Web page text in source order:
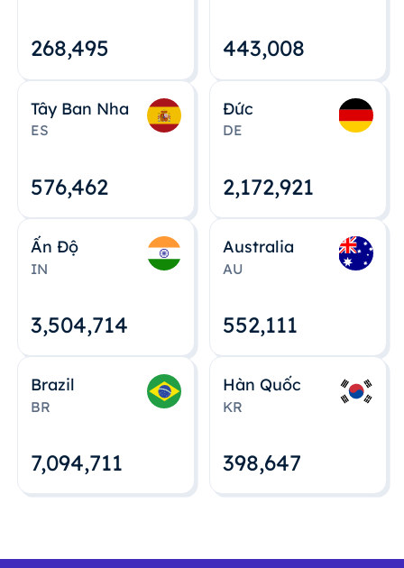
268,495 443,008
Tây Ban Nha
ES
576,463
Đức
DE
2,172,922
Ấn Độ
IN
3,504,715
Australia
AU
552,112
Brazil
BR
7,094,712
Hàn Quốc
KR
398,648